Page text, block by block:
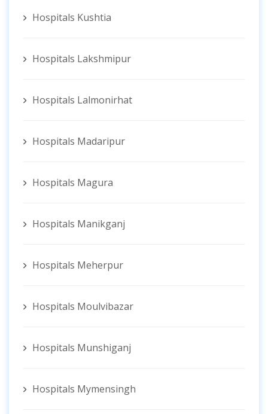
Hospitals Kushtia
Hospitals Lakshmipur
Hospitals Lalmonirhat
Hospitals Madaripur
Hospitals Magura
Hospitals Manikganj
Hospitals Meherpur
Hospitals Moulvibazar
Hospitals Munshiganj
Hospitals Mymensingh